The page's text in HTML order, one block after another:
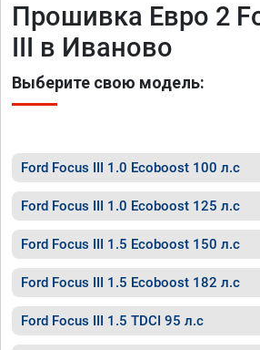
Прошивка Евро 2
III в Иваново
Выберите свою модель:
Ford Focus III 1.0 Ecoboost 100 л.с
Ford Focus III 1.0 Ecoboost 125 л.с
Ford Focus III 1.5 Ecoboost 150 л.с
Ford Focus III 1.5 Ecoboost 182 л.с
Ford Focus III 1.5 TDCI 95 л.с